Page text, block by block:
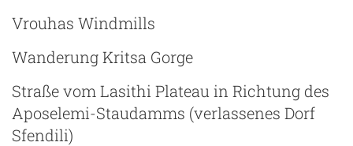
Vrouhas Windmills
Wanderung Kritsa Gorge
Straße vom Lasithi Plateau in Richtung des
Aposelemi-Staudamms (verlassenes Dorf
Sfendili)